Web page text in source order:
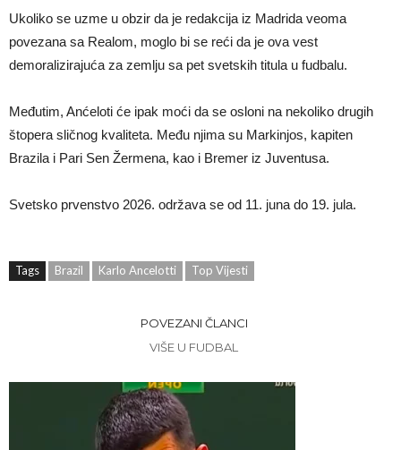
Ukoliko se uzme u obzir da je redakcija iz Madrida veoma
povezana sa Realom, moglo bi se reći da je ova vest
demoralizirajuća za zemlju sa pet svetskih titula u fudbalu.
Međutim, Anćeloti će ipak moći da se osloni na nekoliko drugih
štopera sličnog kvaliteta. Među njima su Markinjos, kapiten
Brazila i Pari Sen Žermena, kao i Bremer iz Juventusa.
Svetsko prvenstvo 2026. održava se od 11. juna do 19. jula.
Tags Brazil Karlo Ancelotti Top Vijesti
POVEZANI ČLANCI
VIŠE U FUDBAL